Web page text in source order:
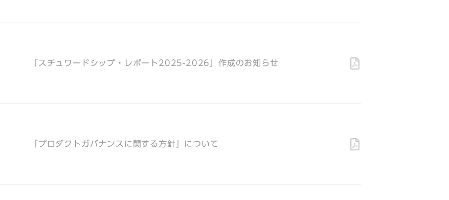
「スチュワードシップ・レポート2025-2026」作成のお知らせ
「プロダクトガバナンスに関する方針」について